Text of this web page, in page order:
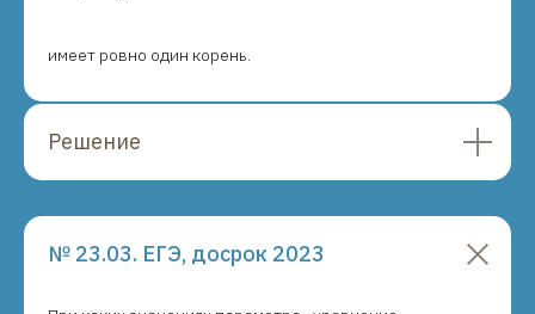
имеет ровно один корень.
Решение
№ 23.03. ЕГЭ, досрок 2023